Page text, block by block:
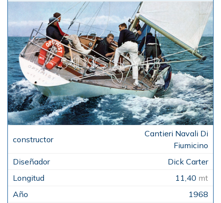
Cantieri Navali Di
Fiumicino
Dick Carter
11,40 mt
1968